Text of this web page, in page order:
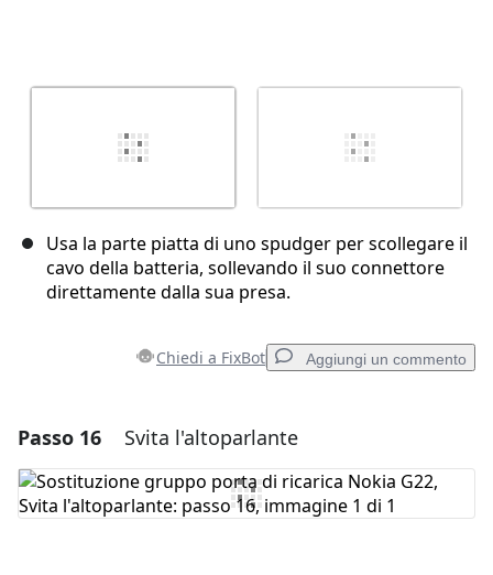
Usa la parte piatta di uno spudger per scollegare il
cavo della batteria, sollevando il suo connettore
direttamente dalla sua presa.
Chiedi a FixBot Aggiungi un commento
Aggiungi un commento
Aggiungi Commento
Passo 16 Svita l'altoparlante